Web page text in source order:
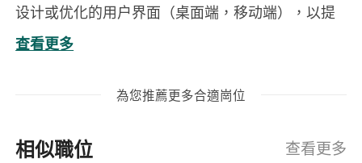
设计或优化的用户界面（桌面端，移动端），以提
高产品的可用性和视觉吸引力。
2、根据开发及相关单位的需要输出所需的视觉素
3、为项目制定设计规范，制作设计规范文档，要文
切实产生指导意义。
查看更多
為您推薦更多合適崗位
相似職位 查看更多